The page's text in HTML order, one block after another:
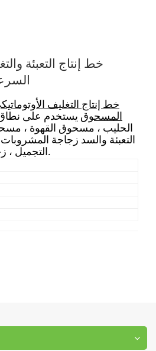
خط إنتاج التعبئة
خط إنتاج التغليف
المسحوق يستخدم على
الحليب ، مسحوق القهوة ،
التعبئة والسد زجاجة
التجميل ، زجاجة النبيذ ، الجرة إلخ.